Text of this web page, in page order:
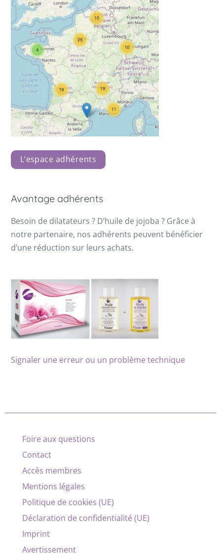
L’espace adhérents
Avantage adhérents
Besoin de dilatateurs ? D’huile de jojoba ? Grâce à
notre partenaire, nos adhérents peuvent bénéficier
d’une réduction sur leurs achats.
Signaler une erreur ou un problème technique
Foire aux questions
Contact
Accès membres
Mentions légales
Politique de cookies (UE)
Déclaration de confidentialité (UE)
Imprint
Avertissement